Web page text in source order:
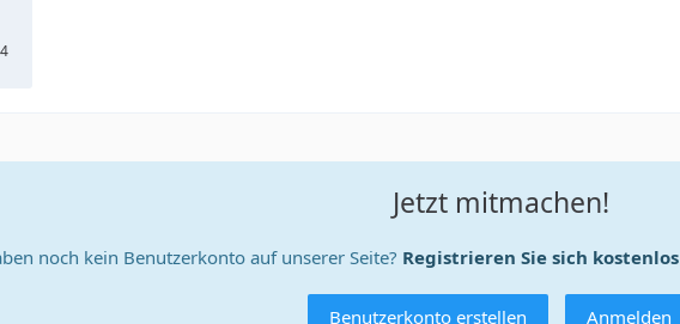
Jetzt mitmachen!
noch kein Benutzerkonto auf unserer Seite? Registrieren Sie sich kostenlos
Benutzerkonto erstellen Anmelden